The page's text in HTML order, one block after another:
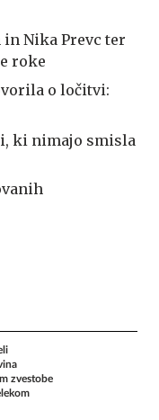
in Nika Prevc ter
roke
o ločitvi:
ki nimajo smisla
zvestobe